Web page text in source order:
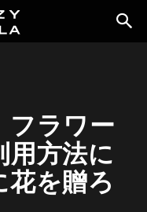
フラワー
用方法に
花を贈ろ